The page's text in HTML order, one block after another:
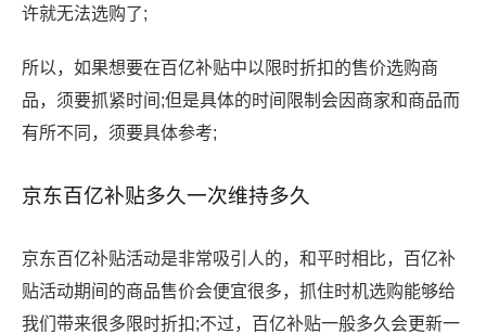
许就无法选购了;
所以，如果想要在百亿补贴中以限时折扣的售价选购商
品，须要抓紧时间;但是具体的时间限制会因商家和商品而
有所不同，须要具体参考;
京东百亿补贴多久一次维持多久
京东百亿补贴活动是非常吸引人的，和平时相比，百亿补
贴活动期间的商品售价会便宜很多，抓住时机选购能够给
我们带来很多限时折扣;不过，百亿补贴一般多久会更新一